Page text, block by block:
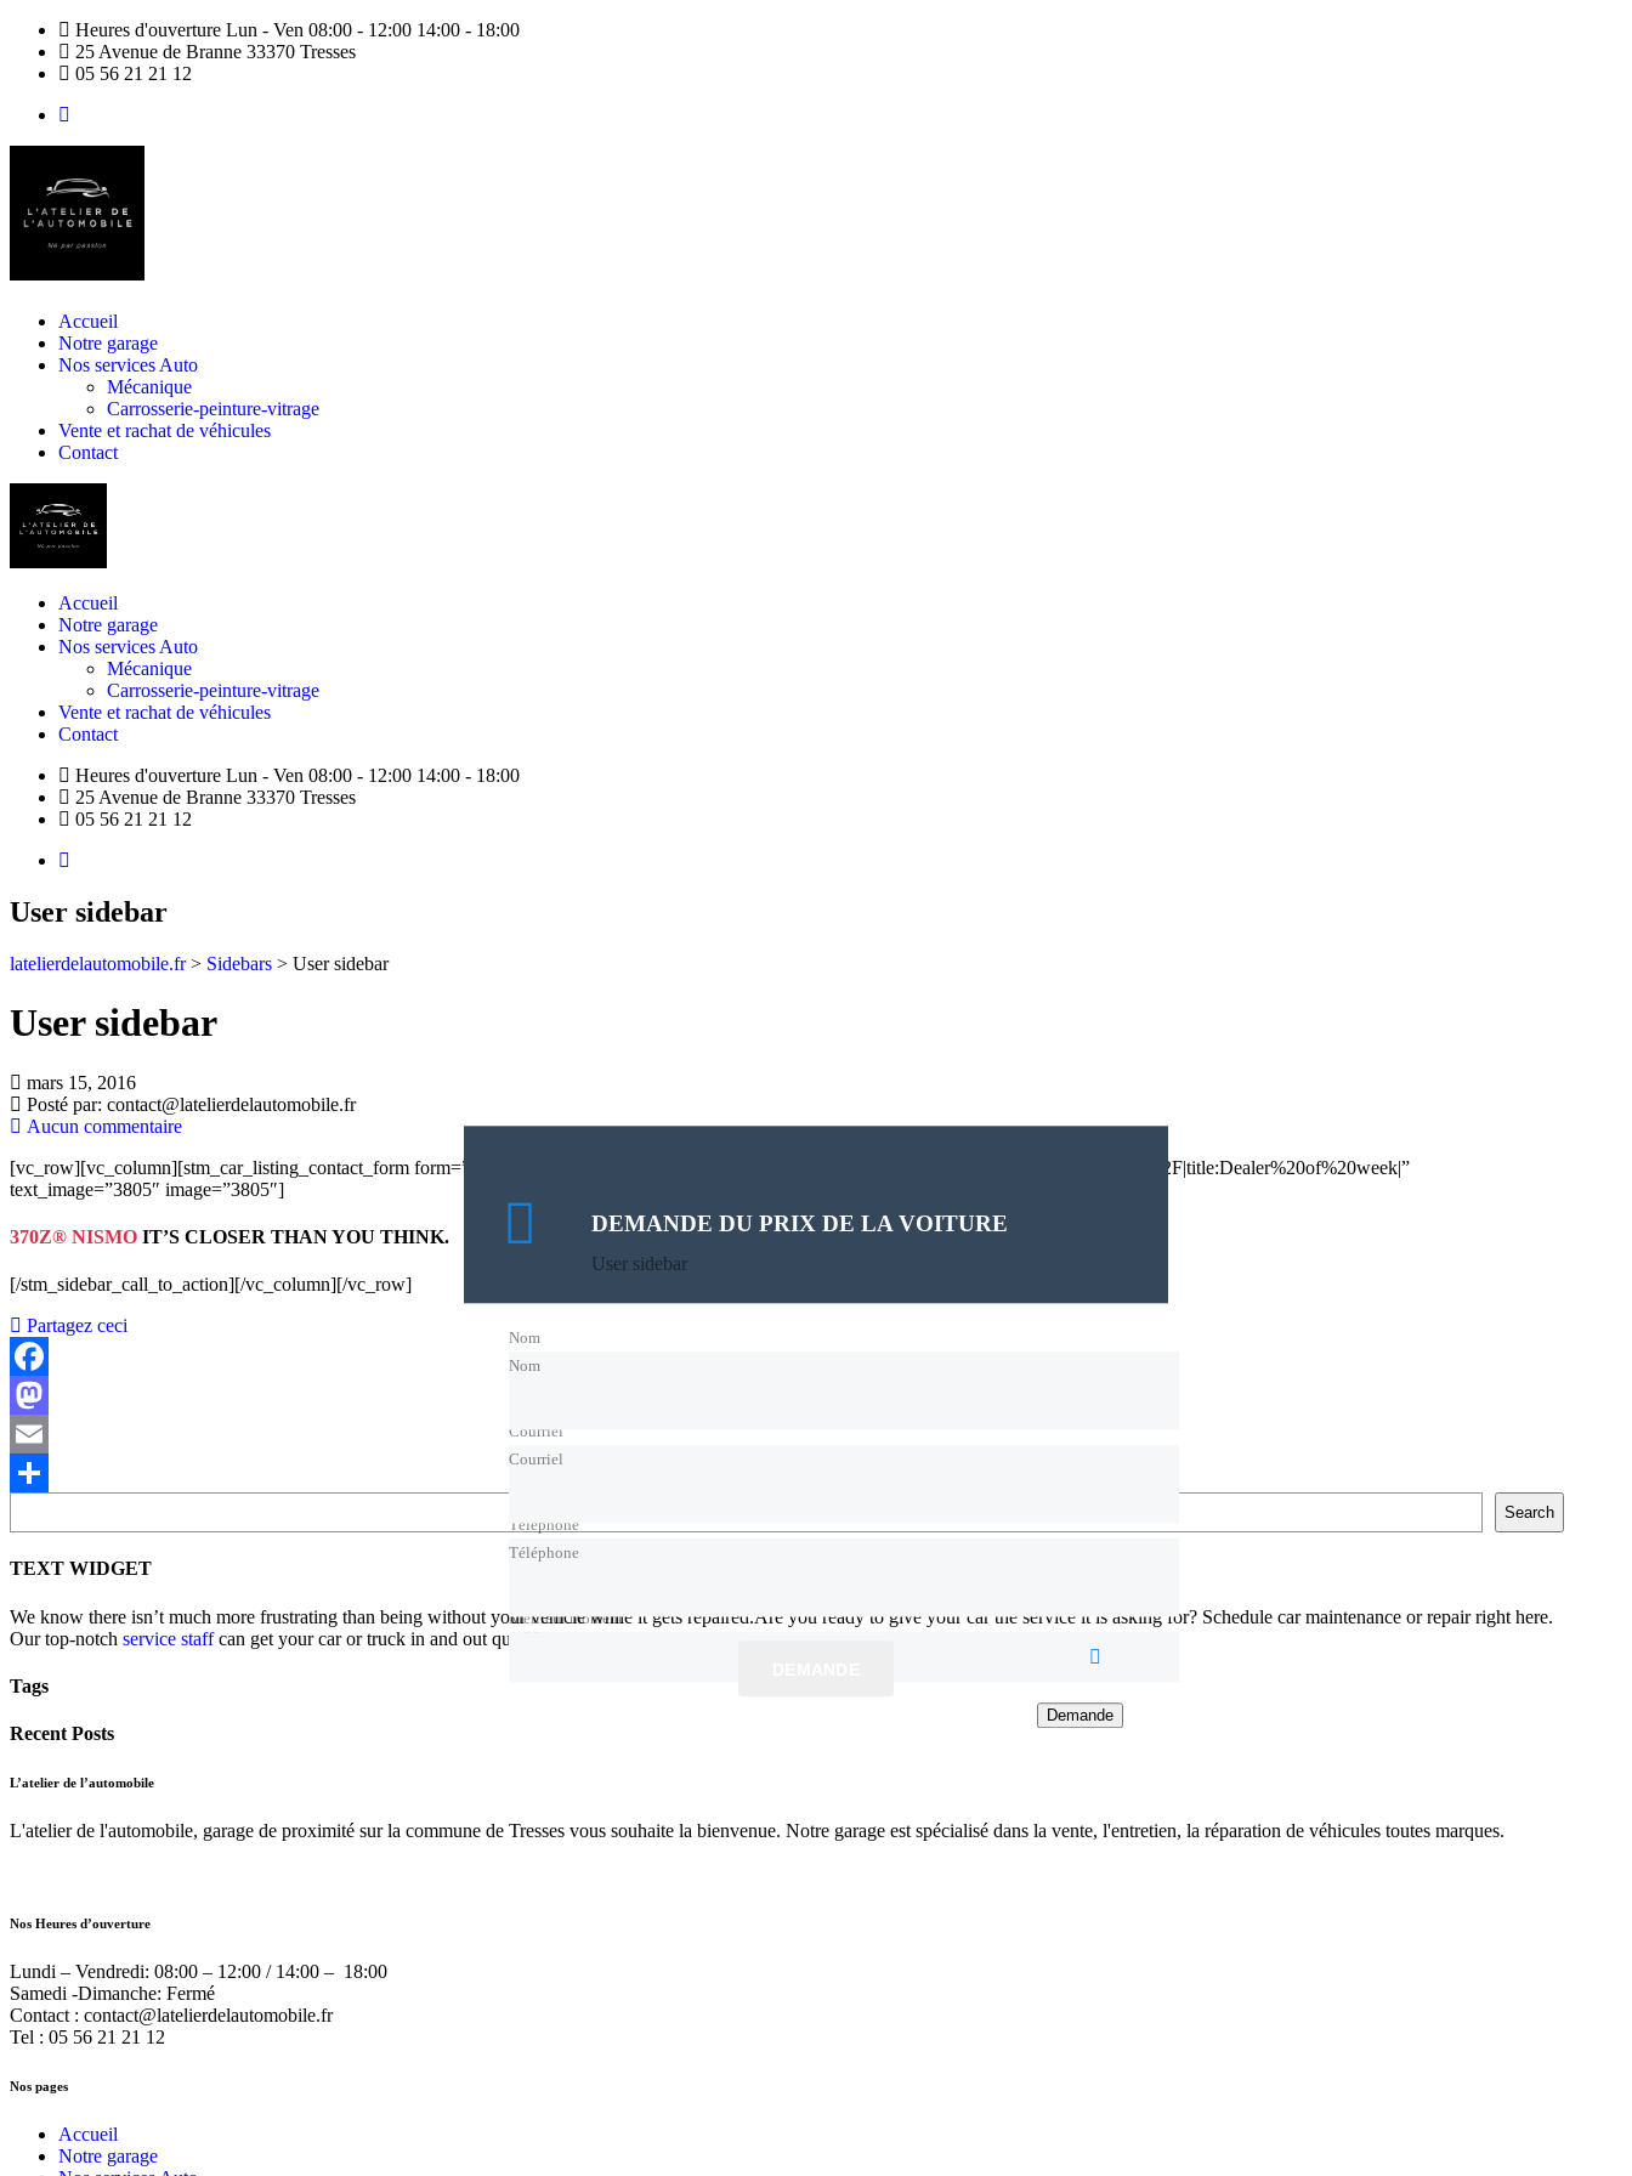
Heures d'ouverture Lun - Ven 08:00 - 12:00 14:00 - 18:00
25 Avenue de Branne 33370 Tresses
05 56 21 21 12
Accueil
Notre garage
Nos services Auto
Mécanique
Carrosserie-peinture-vitrage
Vente et rachat de véhicules
Contact
Accueil
Notre garage
Nos services Auto
Mécanique
Carrosserie-peinture-vitrage
Vente et rachat de véhicules
Contact
Heures d'ouverture Lun - Ven 08:00 - 12:00 14:00 - 18:00
25 Avenue de Branne 33370 Tresses
05 56 21 21 12
User sidebar
latelierdelautomobile.fr> Sidebars > User sidebar
User sidebar
mars 15, 2016
Posté par: contact@latelierdelautomobile.fr
Aucun commentaire
[vc_row][vc_column][stm_car_listing_contact_form form=”1728″ title=”Contact User”][stm_sidebar_call_to_action link=”url:%2Fauthor%2Fadmin%2F|title:Dealer%20of%20week|”
text_image=”3805″ image=”3805″]
370Z® NISMO IT’S CLOSER THAN YOU THINK.
[/stm_sidebar_call_to_action][/vc_column][/vc_row]
Partagez ceci
Facebook
Mastodon
Email
Search
TEXT WIDGET
We know there isn’t much more frustrating than being without your vehicle while it gets repaired.Are you ready to give your car the service it is asking for? Schedule car maintenance or repair right here.
Our top-notch service staffcan get your car or truck in and out quickly.
Tags
Recent Posts
L’atelier de l’automobile
L'atelier de l'automobile, garage de proximité sur la commune de Tresses vous souhaite la bienvenue. Notre garage est spécialisé dans la vente, l'entretien, la réparation de véhicules toutes marques.
Nos Heures d’ouverture
Lundi – Vendredi: 08:00 – 12:00 / 14:00 – 18:00
Samedi -Dimanche: Fermé
Contact : contact@latelierdelautomobile.fr
Tel : 05 56 21 21 12
Nos pages
Accueil
Notre garage
User sidebar
Nom
Courriel
Téléphone
Meilleur moment
Demande
DEMANDE DU PRIX DE LA VOITURE
User sidebar
Nom
Courriel
Téléphone